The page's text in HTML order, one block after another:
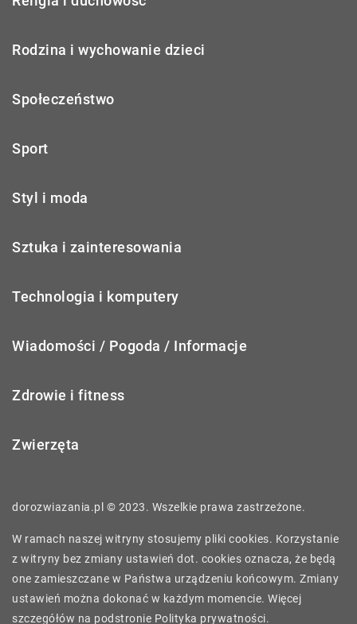
Rodzina i wychowanie dzieci
Społeczeństwo
Sport
Styl i moda
Sztuka i zainteresowania
Technologia i komputery
Wiadomości / Pogoda / Informacje
Zdrowie i fitness
Zwierzęta
dorozwiazania.pl © 2023. Wszelkie prawa zastrzeżone.
W ramach naszej witryny stosujemy pliki cookies. Korzystanie
z witryny bez zmiany ustawień dot. cookies oznacza, że będą
one zamieszczane w Państwa urządzeniu końcowym. Zmiany
ustawień można dokonać w każdym momencie. Więcej
szczegółów na podstronie Polityka prywatności.